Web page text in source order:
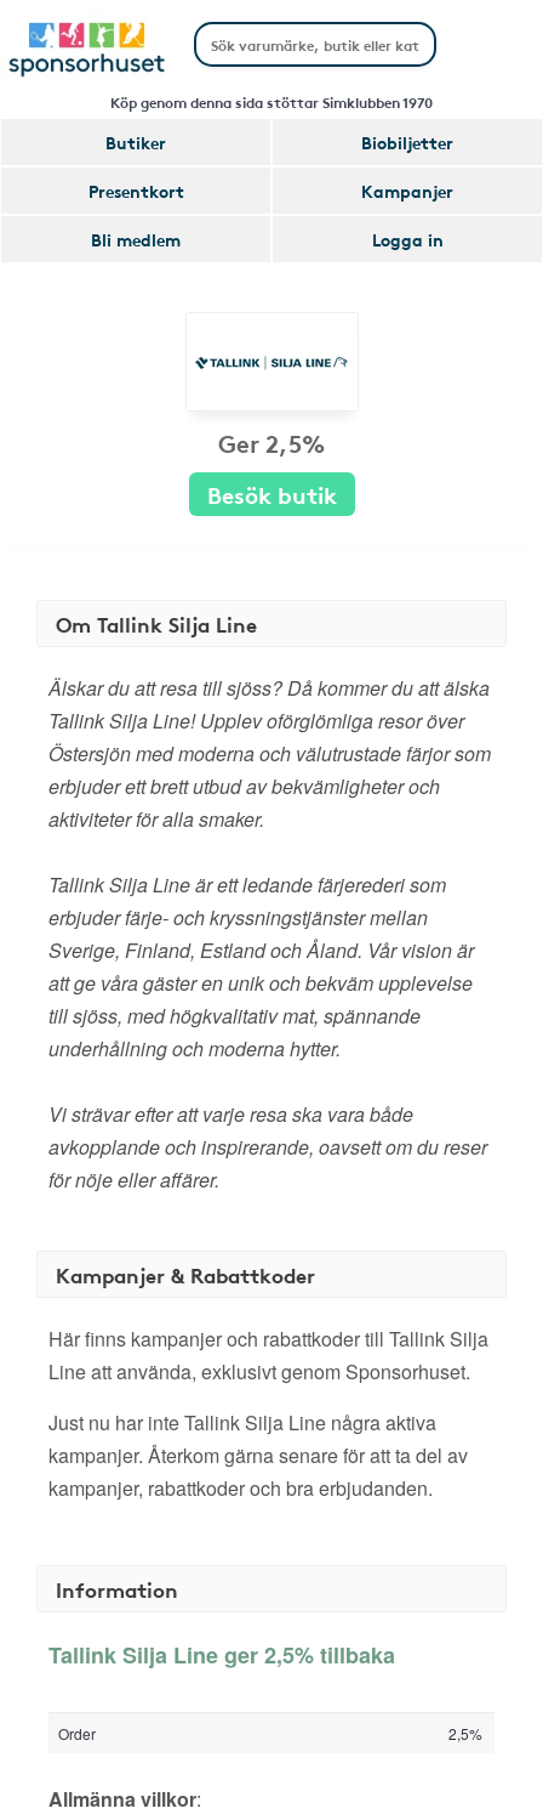
Köp genom denna sida stöttar Simklubben 1970
Butiker
Biobiljetter
Presentkort
Kampanjer
Bli medlem
Logga in
Ger 2,5%
Besök butik
Om Tallink Silja Line
Älskar du att resa till sjöss? Då kommer du att älska
Tallink Silja Line! Upplev oförglömliga resor över
Östersjön med moderna och välutrustade färjor som
erbjuder ett brett utbud av bekvämligheter och
aktiviteter för alla smaker.
Tallink Silja Line är ett ledande färjerederi som
erbjuder färje- och kryssningstjänster mellan
Sverige, Finland, Estland och Åland. Vår vision är
att ge våra gäster en unik och bekväm upplevelse
till sjöss, med högkvalitativ mat, spännande
underhållning och moderna hytter.
Vi strävar efter att varje resa ska vara både
avkopplande och inspirerande, oavsett om du reser
för nöje eller affärer.
Kampanjer & Rabattkoder
Här finns kampanjer och rabattkoder till Tallink Silja
Line att använda, exklusivt genom Sponsorhuset.
Just nu har inte Tallink Silja Line några aktiva
kampanjer. Återkom gärna senare för att ta del av
kampanjer, rabattkoder och bra erbjudanden.
Information
Tallink Silja Line ger 2,5% tillbaka
Order 2,5%
Allmänna villkor: